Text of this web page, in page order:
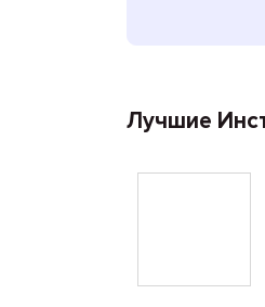
Лучшие